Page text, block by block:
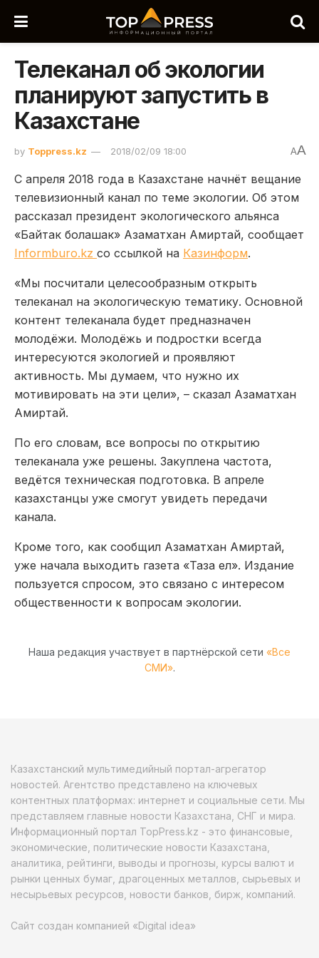
Телеканал об экологии
планируют запустить в
Казахстане
by Toppress.kz 2018/02/09 18:00 AA
С апреля 2018 года в Казахстане начнёт вещание
телевизионный канал по теме экологии. Об этом
рассказал президент экологического альянса
«Байтак болашак» Азаматхан Амиртай, сообщает
Informburo.kz со ссылкой на Казинформ.
«Мы посчитали целесообразным открыть
телеканал на экологическую тематику. Основной
контент телеканала будет предназначен
молодёжи. Молодёжь и подростки всегда
интересуются экологией и проявляют
активность. Мы думаем, что нужно их
мотивировать на эти цели», – сказал Азаматхан
Амиртай.
По его словам, все вопросы по открытию
телеканала уже решены. Закуплена частота,
ведётся техническая подготовка. В апреле
казахстанцы уже смогут увидеть передачи
канала.
Кроме того, как сообщил Азаматхан Амиртай,
уже начала выходить газета «Таза ел». Издание
пользуется спросом, это связано с интересом
общественности к вопросам экологии.
Наша редакция участвует в партнёрской сети «Все
СМИ».
Казахстанский мультимедийный портал-агрегатор
новостей. Агентство представлено на ключевых
контентных платформах: интернет и социальные сети. Мы
представляем главные новости Казахстана, СНГ и мира.
Информационный портал TopPress.kz - это финансовые,
экономические, политические новости Казахстана,
аналитика, рейтинги, выводы и прогнозы, курсы валют и
рынки ценных бумаг, драгоценных металлов, сырьевых и
несырьевых ресурсов, новости банков, бирж, компаний.
Сайт создан компанией «Digital idea»